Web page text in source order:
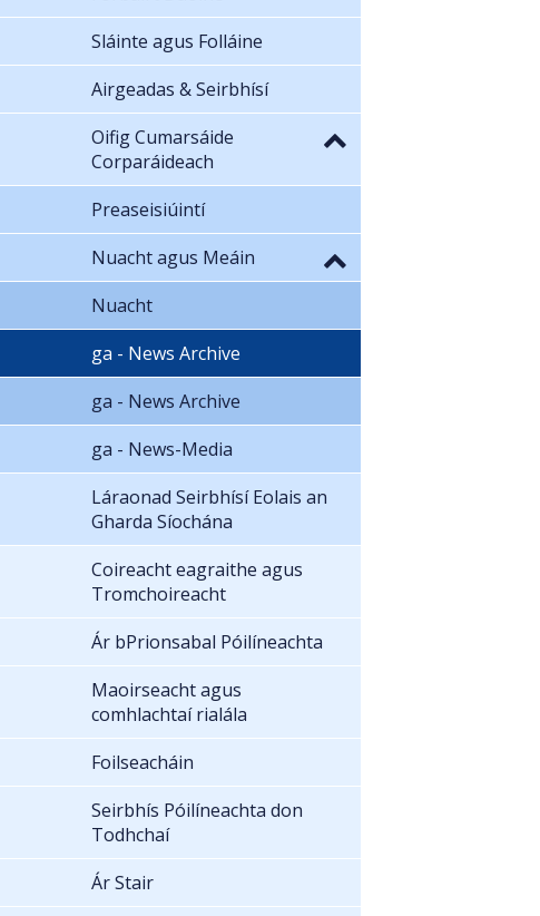
Sláinte agus Folláine
Airgeadas & Seirbhísí
Oifig Cumarsáide
Corparáideach
Preaseisiúintí
Nuacht agus Meáin
Nuacht
ga - News Archive
ga - News Archive
ga - News-Media
Láraonad Seirbhísí Eolais an
Gharda Síochána
Coireacht eagraithe agus
Tromchoireacht
Ár bPrionsabal Póilíneachta
Maoirseacht agus
comhlachtaí rialála
Foilseacháin
Seirbhís Póilíneachta don
Todhchaí
Ár Stair